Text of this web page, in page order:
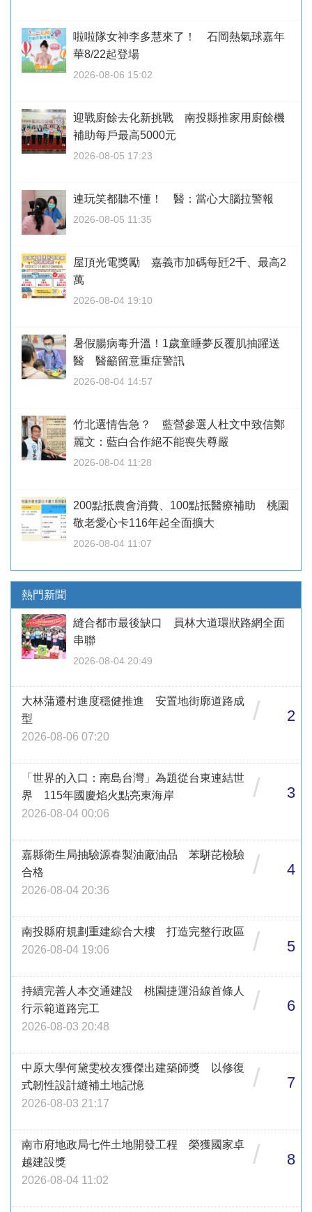
啦啦隊女神李多慧來了！ 石岡熱氣球嘉年
華8/22起登場
2026-08-06 15:02
迎戰廚餘去化新挑戰 南投縣推家用廚餘機
補助每戶最高5000元
2026-08-05 17:23
連玩笑都聽不懂！ 醫：當心大腦拉警報
2026-08-05 11:35
屋頂光電獎勵 嘉義市加碼每瓩2千、最高2
萬
2026-08-04 19:10
暑假腸病毒升溫！1歲童睡夢反覆肌抽躍送
醫 醫籲留意重症警訊
2026-08-04 14:57
竹北選情告急？ 藍營參選人杜文中致信鄭
麗文：藍白合作絕不能喪失尊嚴
2026-08-04 11:28
200點抵農會消費、100點抵醫療補助 桃園
敬老愛心卡116年起全面擴大
2026-08-04 11:07
熱門新聞
縫合都市最後缺口 員林大道環狀路網全面
串聯
2026-08-04 20:49
大林蒲遷村進度穩健推進 安置地街廓道路成
型
2026-08-06 07:20
/ 2
「世界的入口：南島台灣」為題從台東連結世
界 115年國慶焰火點亮東海岸
2026-08-04 00:06
/ 3
嘉縣衛生局抽驗源春製油廠油品 苯駢芘檢驗
合格
2026-08-04 20:36
/ 4
南投縣府規劃重建綜合大樓 打造完整行政區
2026-08-04 19:06
/ 5
持續完善人本交通建設 桃園捷運沿線首條人
行示範道路完工
2026-08-03 20:48
/ 6
中原大學何黛雯校友獲傑出建築師獎 以修復
式韌性設計縫補土地記憶
2026-08-03 21:17
/ 7
南市府地政局七件土地開發工程 榮獲國家卓
越建設獎
2026-08-04 11:02
/ 8